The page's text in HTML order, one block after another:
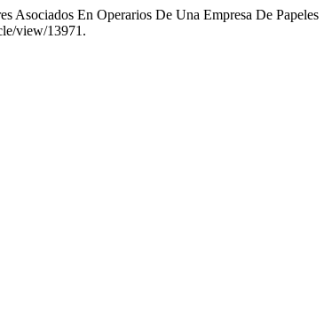
Asociados En Operarios De Una Empresa De Papeles
view/13971.